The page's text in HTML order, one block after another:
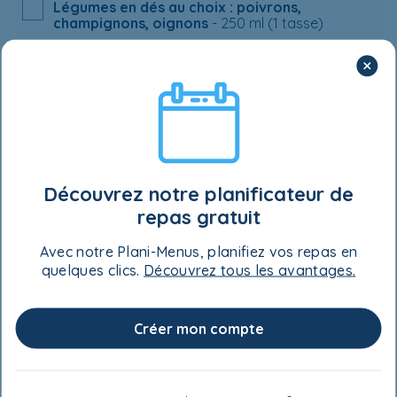
Légumes en dés au choix : poivrons,
champignons, oignons - 250 ml (1 tasse)
Yogourt grec nature- 250 ml (1 tasse)
- 1 ml (¼ c. à thé)
Accompagnement suggéré
Crudités : carottes, concombres, tomates
Découvrez notre planificateur de
repas gratuit
Avec notre Plani-Menus, planifiez vos repas en
quelques clics. Découvrez tous les avantages.
Créer mon compte